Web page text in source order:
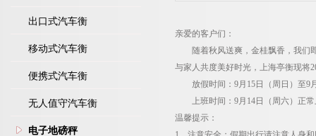
出口式汽车衡
移动式汽车衡
便携式汽车衡
无人值守汽车衡
电子地磅秤
亲爱的客户们：
随着秋风送爽，金桂飘香，我
与家人共度美好时光，上海亭衡现将
放假时间： 9月15日（周日）至9
上班时间： 9月14日（周六）正
温馨提示：